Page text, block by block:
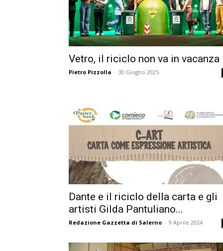
Vetro, il riciclo non va in vacanza
Pietro Pizzolla - 30 Giugno 2025
Dante e il riciclo della carta e gli
artisti Gilda Pantuliano...
Redazione Gazzetta di Salerno - 9 Aprile 2024